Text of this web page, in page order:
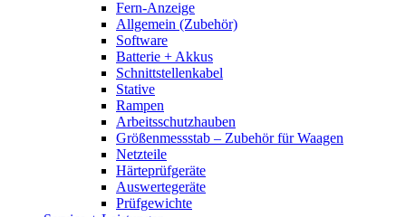
Fern-Anzeige
Allgemein (Zubehör)
Software
Batterie + Akkus
Schnittstellenkabel
Stative
Rampen
Arbeitsschutzhauben
Größenmessstab – Zubehör für Waagen
Netzteile
Härteprüfgeräte
Auswertegeräte
Prüfgewichte